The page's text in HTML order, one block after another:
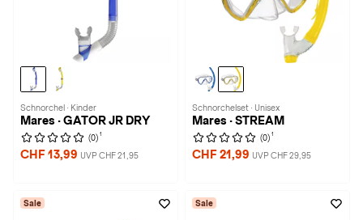
Schnorchel · Kinder
Mares · GATOR JR DRY
(0) 1
CHF 13,99 UVP CHF 21,95
Schnorchelset · Unisex
Mares · STREAM
(0) 1
CHF 21,99 UVP CHF 29,95
Sale Sale